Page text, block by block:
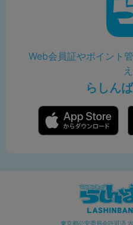
Web会員証やポイント
らしん
東京都公安委員会許可済